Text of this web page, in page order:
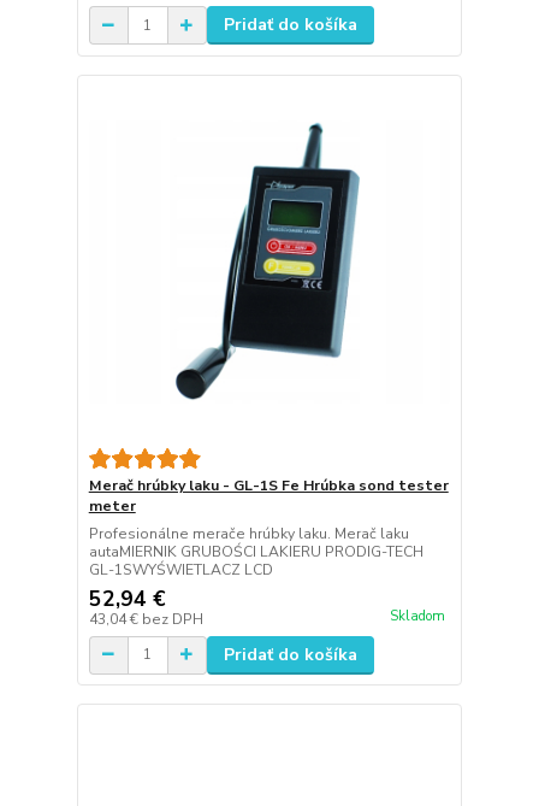
Pridať do košíka
Merač hrúbky laku - GL-1S Fe Hrúbka sond tester
meter
Profesionálne merače hrúbky laku. Merač laku
autaMIERNIK GRUBOŚCI LAKIERU PRODIG-TECH
GL-1SWYŚWIETLACZ LCD
52,94 €
43,04 € bez DPH Skladom
Pridať do košíka